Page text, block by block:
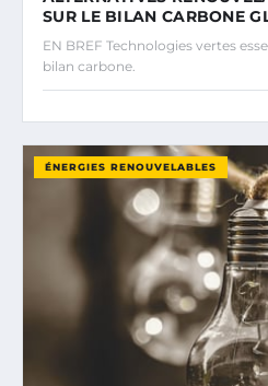
SUR LE BILAN CARBONE
EN BREF Technologies vertes
bilan carbone.
ÉNERGIES RENOUVELABLES